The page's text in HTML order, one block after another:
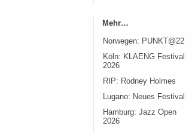
Mehr…
Norwegen: PUNKT@22
Köln: KLAENG Festival
2026
RIP: Rodney Holmes
Lugano: Neues Festival
Hamburg: Jazz Open
2026